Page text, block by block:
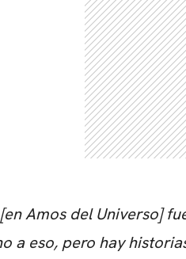
Amos del Universo]
a eso, pero hay